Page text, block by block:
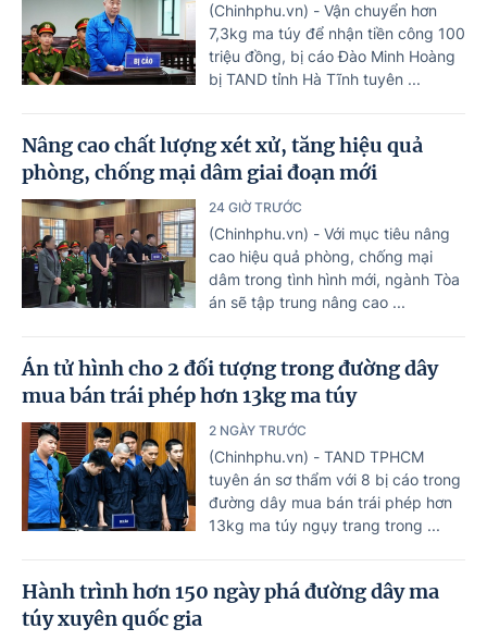
(Chinhphu.vn) - Vận chuyển hơn
7,3kg ma túy để nhận tiền công 100
triệu đồng, bị cáo Đào Minh Hoàng
bị TAND tỉnh Hà Tĩnh tuyên ...
Nâng cao chất lượng xét xử, tăng hiệu quả
phòng, chống mại dâm giai đoạn mới
24 GIỜ TRƯỚC
(Chinhphu.vn) - Với mục tiêu nâng
cao hiệu quả phòng, chống mại
dâm trong tình hình mới, ngành Tòa
án sẽ tập trung nâng cao ...
Án tử hình cho 2 đối tượng trong đường dây
mua bán trái phép hơn 13kg ma túy
2 NGÀY TRƯỚC
(Chinhphu.vn) - TAND TPHCM
tuyên án sơ thẩm với 8 bị cáo trong
đường dây mua bán trái phép hơn
13kg ma túy ngụy trang trong ...
Hành trình hơn 150 ngày phá đường dây ma
túy xuyên quốc gia